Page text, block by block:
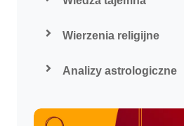
Wierzenia religijne
Analizy astrologiczne